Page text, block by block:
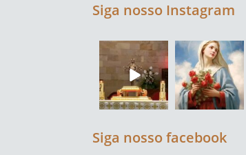
Siga nosso Instagram
Siga nosso facebook